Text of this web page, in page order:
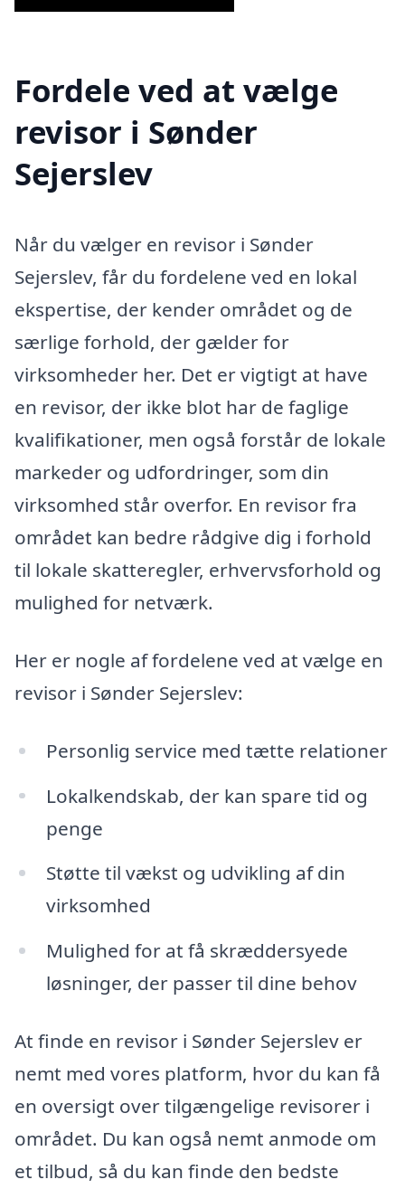
Fordele ved at vælge
revisor i Sønder
Sejerslev
Når du vælger en revisor i Sønder
Sejerslev, får du fordelene ved en lokal
ekspertise, der kender området og de
særlige forhold, der gælder for
virksomheder her. Det er vigtigt at have
en revisor, der ikke blot har de faglige
kvalifikationer, men også forstår de lokale
markeder og udfordringer, som din
virksomhed står overfor. En revisor fra
området kan bedre rådgive dig i forhold
til lokale skatteregler, erhvervsforhold og
mulighed for netværk.
Her er nogle af fordelene ved at vælge en
revisor i Sønder Sejerslev:
Personlig service med tætte relationer
Lokalkendskab, der kan spare tid og
penge
Støtte til vækst og udvikling af din
virksomhed
Mulighed for at få skræddersyede
løsninger, der passer til dine behov
At finde en revisor i Sønder Sejerslev er
nemt med vores platform, hvor du kan få
en oversigt over tilgængelige revisorer i
området. Du kan også nemt anmode om
et tilbud, så du kan finde den bedste